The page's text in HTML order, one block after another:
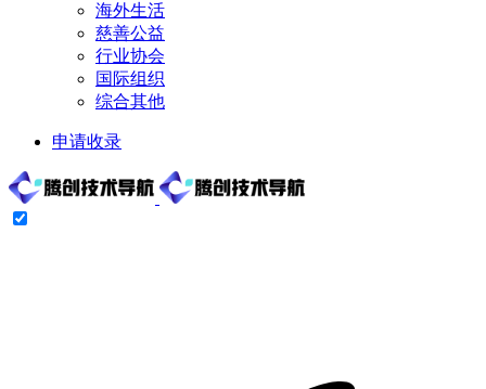
海外生活
慈善公益
行业协会
国际组织
综合其他
申请收录